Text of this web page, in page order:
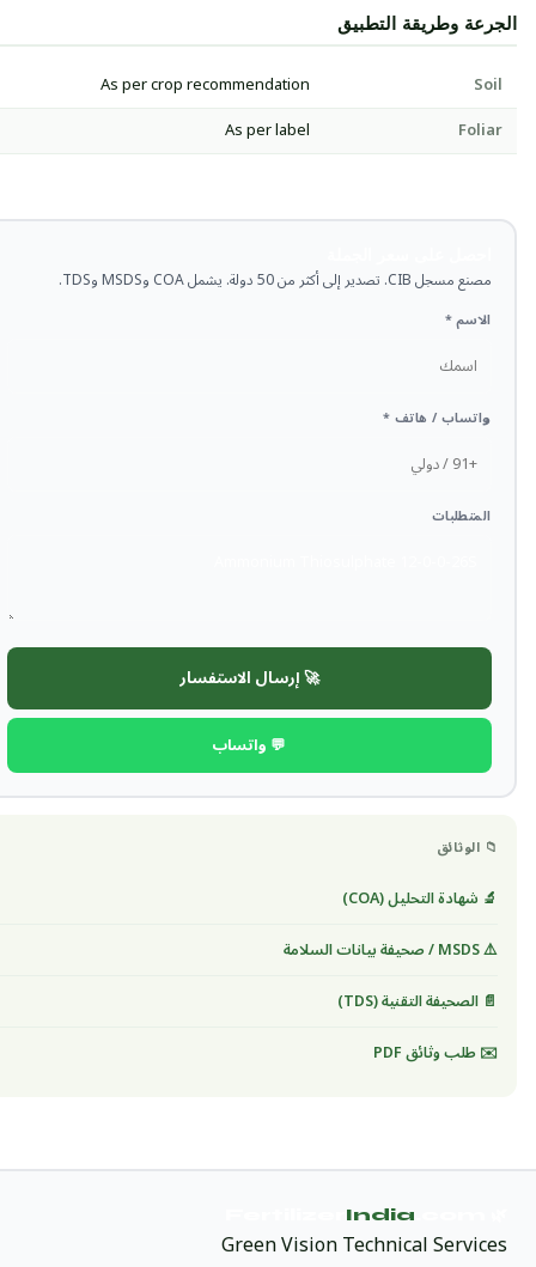
الجرعة وطريقة التطبيق
Soil
As per crop recommendation
Foliar
As per label
مصنع مسجل CIB. تصدير إلى أكثر من 50 دولة. يشمل COA وMSDS وTDS.
الاسم *
واتساب / هاتف *
المتطلبات
🚀 إرسال الاستفسار
💬 واتساب
📁 الوثائق
🔬 شهادة التحليل (COA)
⚠️ MSDS / صحيفة بيانات السلامة
📄 الصحيفة التقنية (TDS)
✉️ طلب وثائق PDF
India
Green Vision Technical Services